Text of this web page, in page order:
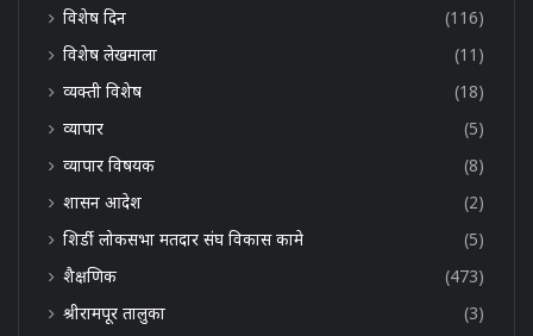
विशेष दिन
(116)
विशेष लेखमाला
(11)
व्यक्ती विशेष
(18)
व्यापार
(5)
व्यापार विषयक
(8)
शासन आदेश
(2)
शिर्डी लोकसभा मतदार संघ विकास कामे
(5)
शैक्षणिक
(473)
श्रीरामपूर तालुका
(3)